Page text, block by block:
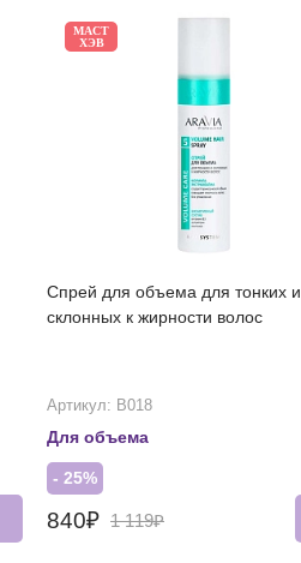
МАСТ
ХЭВ
Спрей для объема для тонких и
склонных к жирности волос
Артикул: В018
Для объема
- 25%
840₽ 1 119₽